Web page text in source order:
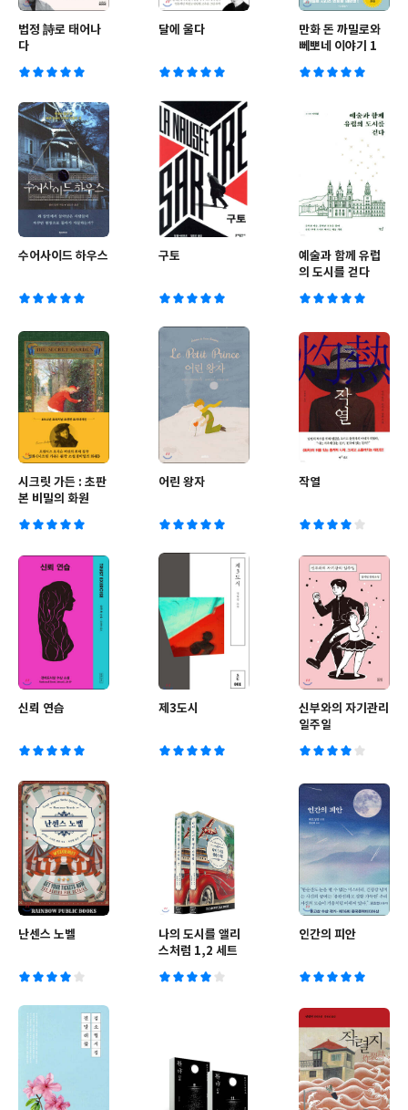
법정 詩로 태어나
다
달에 울다
만화 돈 까밀로와
뻬뽀네 이야기 1
수어사이드 하우스 구토
예술과 함께 유럽
의 도시를 걷다
시크릿 가든 : 초판
본 비밀의 화원
어린 왕자 작열
신뢰 연습 제3도시
신부와의 자기관리
일주일
난센스 노벨
나의 도시를 앨리
스처럼 1,2 세트
인간의 피안